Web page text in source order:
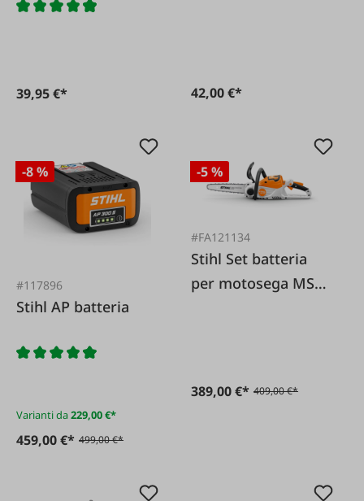
39,95 €* 42,00 €*
-8 %
#117896
Stihl AP batteria
Varianti da229,00 €*
459,00 €* 499,00 €*
-5 %
#FA121134
Stihl Set batteria
per motosega MSA
389,00 €* 409,00 €*